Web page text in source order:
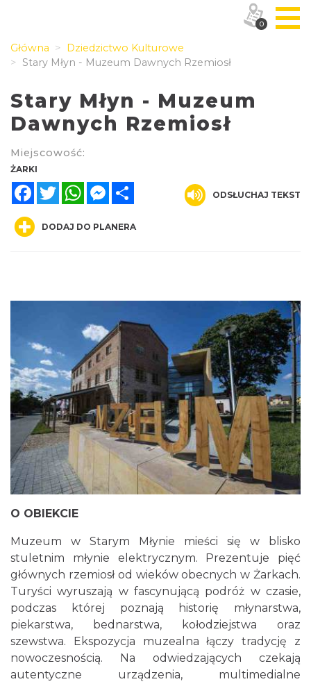
Główna
Dziedzictwo Kulturowe
Stary Młyn - Muzeum Dawnych Rzemiosł
Stary Młyn - Muzeum
Dawnych Rzemiosł
Miejscowość:
ŻARKI
FacebookTwitterWhatsAppMessenger
ODSŁUCHAJ TEKST
DODAJ DO PLANERA
O OBIEKCIE
Muzeum w Starym Młynie mieści się w blisko
stuletnim młynie elektrycznym. Prezentuje pięć
głównych rzemiosł od wieków obecnych w Żarkach.
Turyści wyruszają w fascynującą podróż w czasie,
podczas której poznają historię młynarstwa,
piekarstwa, bednarstwa, kołodziejstwa oraz
szewstwa. Ekspozycja muzealna łączy tradycję z
nowoczesnością. Na odwiedzających czekają
autentyczne urządzenia, multimedialne
0